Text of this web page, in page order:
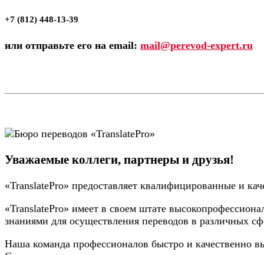
+7 (812) 448-13-39
или отправьте его на email: mail@perevod-expert.ru
Уважаемые коллеги, партнеры и друзья!
«TranslatePro» предоставляет квалифицированные и
«TranslatePro» имеет в своем штате
знаниями для осуществления переводов в различных
Наша команда профессионалов быстро и качественно